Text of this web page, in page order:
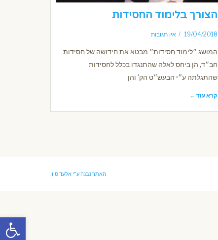
פתח
הצורך בלימוד החסידות
19/04/2018 אין תגובות
המושג ״לימוד חסידות״ מבטא את חידושה של חסידות
חב״ד, הן ביחס לאלה שהתנגדו בכלל לחסידות
שהתגלתה ע״י הבעש״ט הק' והן
קרא עוד ←
האתר נבנה ע"י אלעד סיון